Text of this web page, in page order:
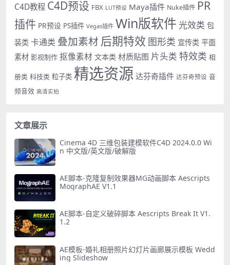
C4D教程 C4D预设 FBX LUT预设 Maya插件 Nuke插件 PR
插件 PR预设 PS插件 Vegas插件 Win版软件 光效类 包
装类 卡通类 叠加素材 后期特效 图形类 宣传类 平面
素材 影视制作 抠像素材 文本类 材质贴图 片头类 特效类 相
册类 科技类 粒子类 精选资源 达芬奇插件 达芬奇预设 音
频音效 高清实拍
文章展示
Cinema 4D 三维包装建模软件C4D 2024.0.0 Wi
n 中文版/英文版/破解版
AE脚本-克隆复制效果器MG动画脚本 Aescripts
MographAE V1.1
AE脚本-自定义破碎脚本 Aescripts Break It V1.
1.2
AE模板-婚礼相册照片幻灯片画廊展示模板 Wedd
ing Slideshow